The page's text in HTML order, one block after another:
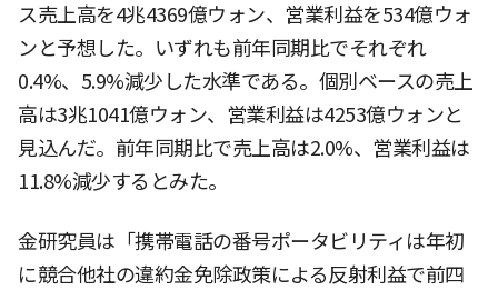
ス売上高を4兆4369億ウォン、営業利益を534億ウォ
ンと予想した。いずれも前年同期比でそれぞれ
0.4%、5.9%減少した水準である。個別ベースの売上
高は3兆1041億ウォン、営業利益は4253億ウォンと
見込んだ。前年同期比で売上高は2.0%、営業利益は
11.8%減少するとみた。
金研究員は「携帯電話の番号ポータビリティは年初
に競合他社の違約金免除政策による反射利益で前四